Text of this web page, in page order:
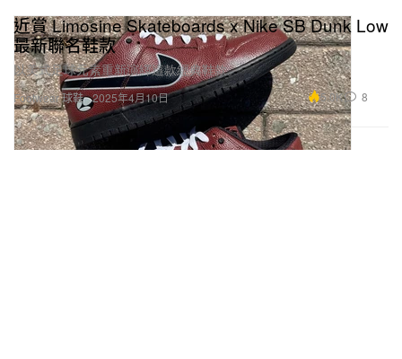
Footwear 球鞋
近賞 Limosine Skateboards x Nike SB Dunk Low
最新聯名鞋款
以美式足球元素重新演繹這款經典鞋款。
2025年4月10日 5.0K 8